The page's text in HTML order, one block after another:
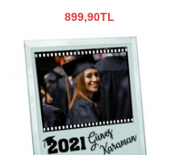
899,90TL